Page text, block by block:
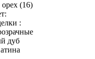
орех (16)
:
дуб